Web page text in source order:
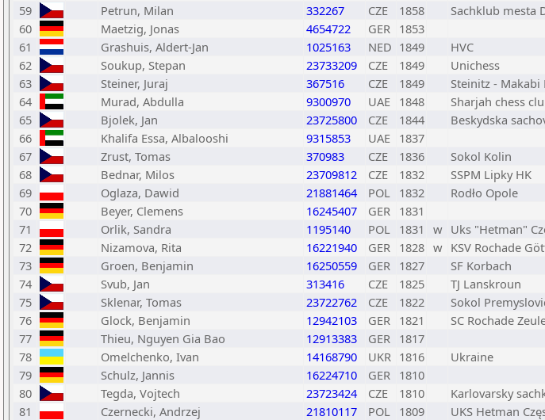
59
Petrun, Milan 332267 CZE 1858
Sachklub mesta
60
Maetzig, Jonas 4654722 GER 1853
61
Grashuis, Aldert-Jan 1025163 NED 1849
HVC
62
Soukup, Stepan 23733209 CZE 1849
Unichess
63
Steiner, Juraj 367516 CZE 1849
Steinitz - Makabi
64
Murad, Abdulla 9300970 UAE 1848
Sharjah chess
65
Bjolek, Jan 23725800 CZE 1844
Beskydska
66
Khalifa Essa, Albalooshi 9315853 UAE 1837
67
Zrust, Tomas 370983 CZE 1836
Sokol Kolin
68
Bednar, Milos 23709812 CZE 1832
SSPM Lipky HK
69
Oglaza, Dawid 21881464 POL 1832
Rodło Opole
70
Beyer, Clemens 16245407 GER 1831
71
Orlik, Sandra 1195140 POL 1831 w Uks "Hetman"
72
Nizamova, Rita 16221940 GER 1828 w KSV Rochade
73
Groen, Benjamin 16250559 GER 1827
SF Korbach
74
Svub, Jan 313416 CZE 1825
TJ Lanskroun
75
Sklenar, Tomas 23722762 CZE 1822
Sokol
76
Glock, Benjamin 12942103 GER 1821
SC Rochade
77
Thieu, Nguyen Gia Bao 12913383 GER 1817
78
Omelchenko, Ivan 14168790 UKR 1816
Ukraine
79
Schulz, Jannis 16224710 GER 1810
80
Tegda, Vojtech 23723424 CZE 1810
Karlovarsky
81
Czernecki, Andrzej 21810117 POL 1809
UKS Hetman